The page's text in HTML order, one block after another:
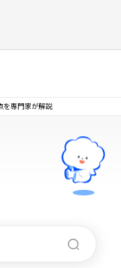
を専門家が解説